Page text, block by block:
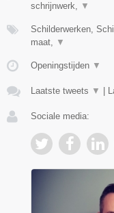
schrijnwerk, ▼
Schilderwerken,
maat, ▼
Openingstijden ▼
Laatste tweets ▼
Sociale media: